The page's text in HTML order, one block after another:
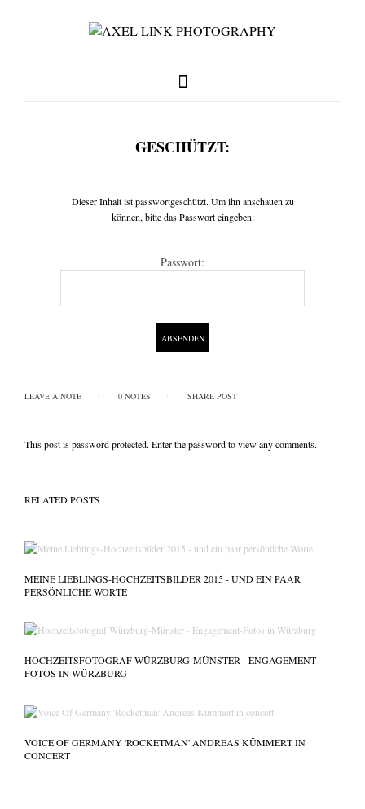
full weddings & news
you need to know
write me
GESCHÜTZT:
Dieser Inhalt ist passwortgeschützt. Um ihn anschauen zu
können, bitte das Passwort eingeben:
Passwort:
LEAVE A NOTE 0 NOTES SHARE POST
This post is password protected. Enter the password to view any comments.
RELATED POSTS
MEINE LIEBLINGS-HOCHZEITSBILDER 2015 - UND EIN PAAR
PERSÖNLICHE WORTE
HOCHZEITSFOTOGRAF WÜRZBURG-MÜNSTER - ENGAGEMENT-
FOTOS IN WÜRZBURG
VOICE OF GERMANY 'ROCKETMAN' ANDREAS KÜMMERT IN
CONCERT